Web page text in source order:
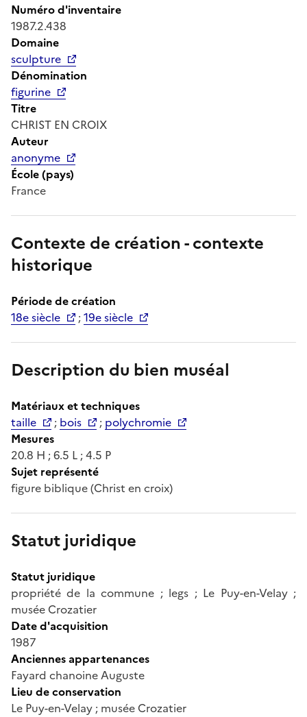
Numéro d'inventaire
1987.2.438
Domaine
sculpture
Dénomination
figurine
Titre
CHRIST EN CROIX
Auteur
anonyme
École (pays)
France
Contexte de création - contexte
historique
Période de création
18e siècle
;19e siècle
Description du bien muséal
Matériaux et techniques
taille
; bois ; polychromie
Mesures
20.8 H ; 6.5 L ; 4.5 P
Sujet représenté
figure biblique (Christ en croix)
Statut juridique
Statut juridique
propriété de la commune ; legs ; Le Puy-en-Velay ;
musée Crozatier
Date d'acquisition
1987
Anciennes appartenances
Fayard chanoine Auguste
Lieu de conservation
Le Puy-en-Velay ; musée Crozatier